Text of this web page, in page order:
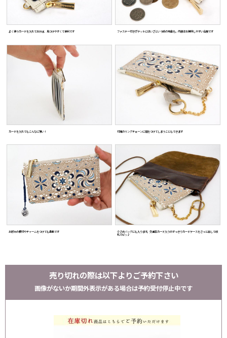
よく使うカードを入れておけば、見つけやすくて便利です ファスナー付きポケットにはいざという時の現金を。内装はお掃除しやすい合皮です
カードを入れてもこんなに薄い！ 付属のリングチェーンに鍵をつけてしまうこともできます
お好みの根付やチャームをつけても素敵です
小さめバッグにも入ります。交通系カード入りのすっきりカードケースをさっと出して改
札でピッ♪
売り切れの際は以下よりご予約下さい
画像がないか期間外表示がある場合は予約受付停止中です